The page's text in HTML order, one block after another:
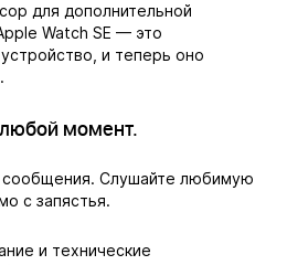
для дополнительной
Watch SE — это
и теперь оно
момент.
сообщения. Слушайте любимую
с запястья.
и технические